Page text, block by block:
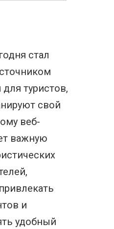
стал
туристов,
свой
веб-
важную
и
удобный